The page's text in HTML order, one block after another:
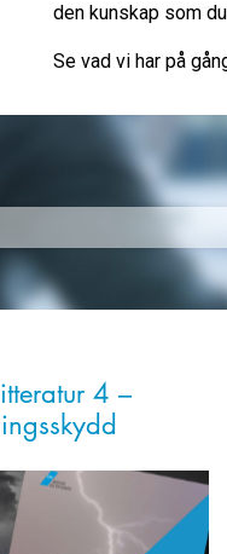
den kunskap som
Se vad vi har på
4 –